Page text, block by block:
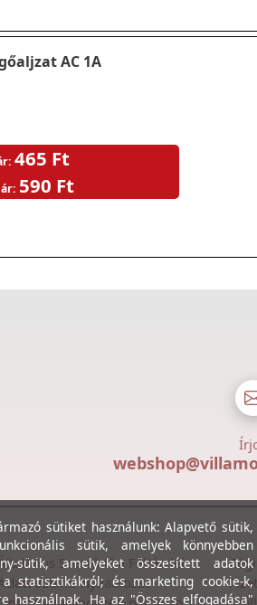
AC 1A
465 Ft
590 Ft
Szerződési Feltételek
Nyilatkozat
sütiket használunk: Alapvető sütik,
sütik, amelyek könnyebben
sütik, amelyeket összesített adatok
statisztikákról; és marketing cookie-k,
Ha az "Összes elfogadása"